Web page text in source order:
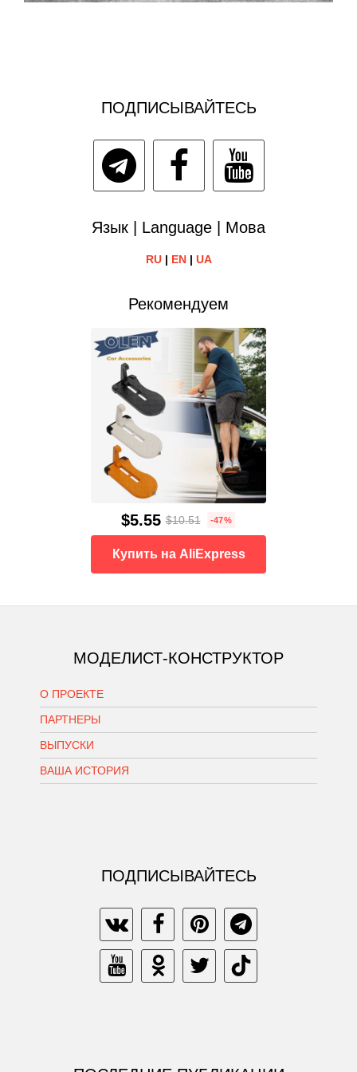
ПОДПИСЫВАЙТЕСЬ
Язык | Language | Мова
RU| EN| UA
Рекомендуем
$5.55 $10.51 -47%
Купить на AliExpress
МОДЕЛИСТ-КОНСТРУКТОР
О ПРОЕКТЕ
ПАРТНЕРЫ
ВЫПУСКИ
ВАША ИСТОРИЯ
ПОДПИСЫВАЙТЕСЬ